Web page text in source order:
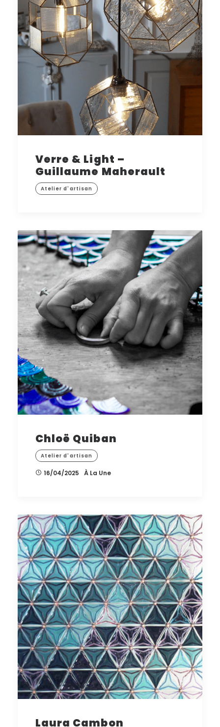
Verre & Light –
Guillaume Maherault
Atelier d'artisan
Chloë Quiban
Atelier d'artisan
16/04/2025 À La Une
Laura Cambon